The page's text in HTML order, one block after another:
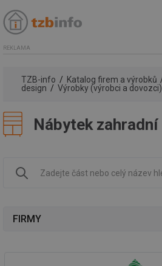
REKLAMA
TZB-info Katalog firem a výrobků
design
Výrobky (výrobci a dovozci)
Nábytek zahradní
FIRMY